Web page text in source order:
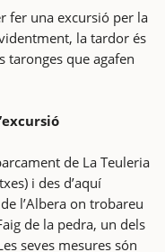
fer una excursió per la
la tardor és
taronges que agafen
de La Teuleria
i des d’aquí
l’Albera on trobareu
de la pedra, un dels
seves mesures són